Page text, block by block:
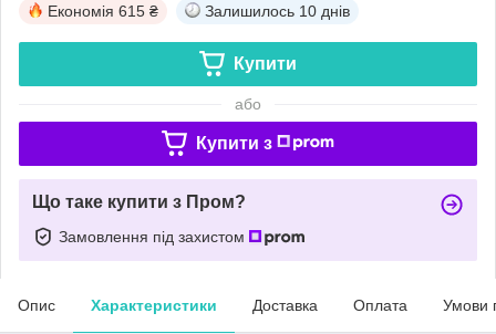
Економія 615 ₴ Залишилось 10 днів
Купити
або
Купити з
Що таке купити з Пром?
Замовлення під захистом
Опис Характеристики Доставка Оплата Умови